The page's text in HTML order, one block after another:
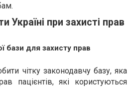
Україні при захисті прав
бази для захисту прав
чітку законодавчу базу, яка
пацієнтів, які користуються